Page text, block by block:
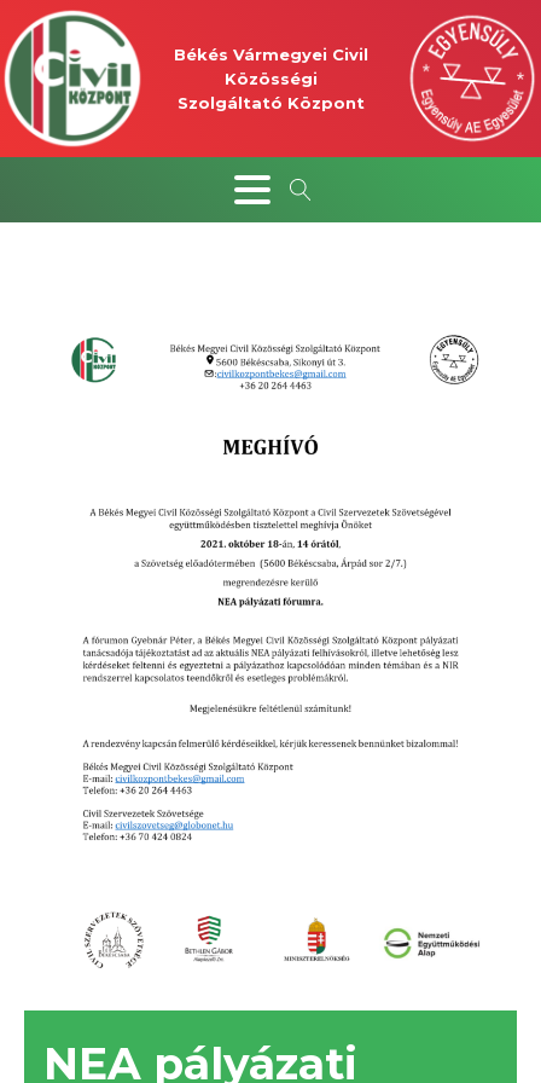
Békés Vármegyei Civil
Közösségi
Szolgáltató Központ
NEA pályázati